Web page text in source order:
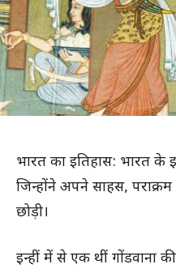
भारत का इतिहास: भारत के
जिन्होंने अपने साहस,
छोड़ी।
इन्हीं में से एक थीं गोंडवाना की